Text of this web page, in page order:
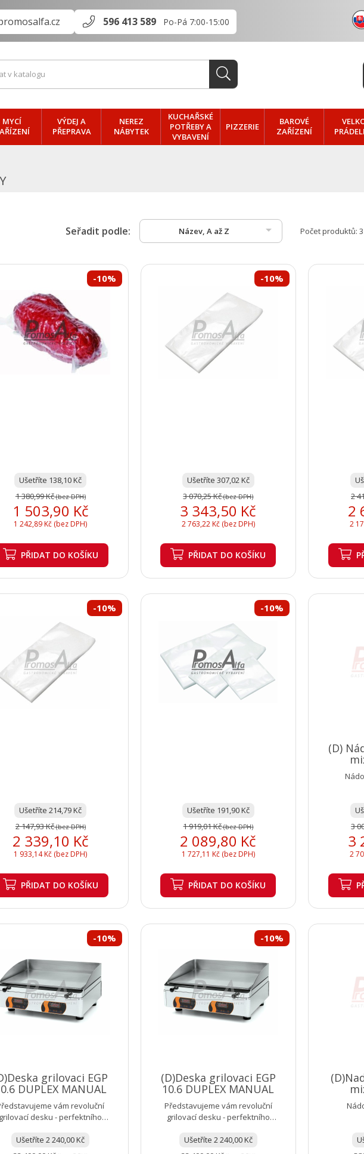
596 413 589 Po-Pá 7:00-15:00
MYCÍ
VÝDEJ A
PŘEPRAVA
NEREZ
NÁBYTEK
KUCHAŘSKÉ
POTŘEBY A
VYBAVENÍ
PIZZERIE
BAROVÉ
ZAŘÍZENÍ
Počet produktů:
Seřadit podle: Název, A až Z 
Ušetříte 138,10 Kč
1 380,99 Kč(bez DPH)
-10%
1 503,90 Kč
1 242,89 Kč (bez DPH)
PŘIDAT DO KOŠÍKU
Ušetříte 307,02 Kč
3 070,25 Kč(bez DPH)
-10%
3 343,50 Kč
2 763,22 Kč (bez DPH)
PŘIDAT DO KOŠÍKU
2
2
2
Ušetříte 214,79 Kč
2 147,93 Kč(bez DPH)
-10%
2 339,10 Kč
1 933,14 Kč (bez DPH)
PŘIDAT DO KOŠÍKU
Ušetříte 191,90 Kč
1 919,01 Kč(bez DPH)
-10%
2 089,80 Kč
1 727,11 Kč (bez DPH)
PŘIDAT DO KOŠÍKU
(D)
3
3
2
grilovaci EGP
DUPLEX MANUAL
vám revoluční
grilovací desku - perfektního
Ušetříte 2 240,00 Kč
-10%
(D)Deska grilovaci EGP
10.6 DUPLEX MANUAL
Představujeme vám revoluční
grilovací desku - perfektního
Ušetříte 2 240,00 Kč
-10%